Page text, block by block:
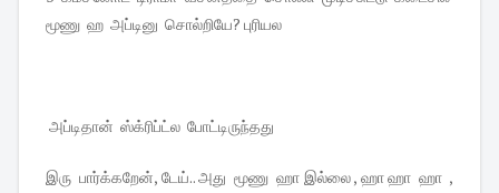
மூணு ஹ அப்டினு சொல்றியே? புரியல
அப்டிதான் ஸ்க்ரிப்ட்ல போட்டிருந்தது
இரு பார்க்கறேன், டேய்.. அது மூணு ஹா இல்லை , ஹா ஹா ஹா ,